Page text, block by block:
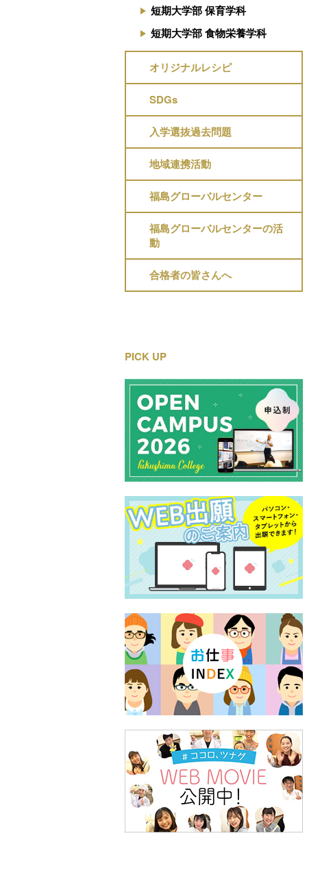
短期大学部 保育学科
短期大学部 食物栄養学科
オリジナルレシピ
SDGs
入学選抜過去問題
地域連携活動
福島グローバルセンター
福島グローバルセンターの活
動
合格者の皆さんへ
PICK UP